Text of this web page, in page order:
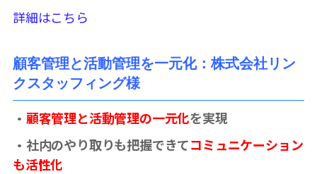
詳細はこちら
顧客管理と活動管理を一元化：株式会社リン
クスタッフィング様
・ 顧客管理と活動管理の一元化を実現
・社内のやり取りも把握できてコミュニケーション
も活性化